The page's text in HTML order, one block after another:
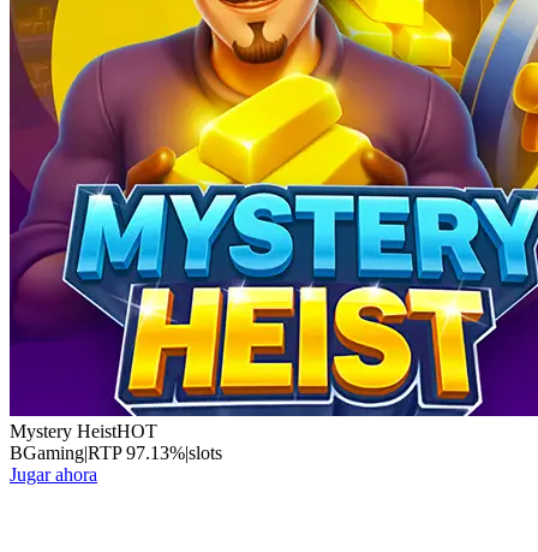
Mystery HeistHOT
BGaming|RTP97.13%|slots
Jugar ahora